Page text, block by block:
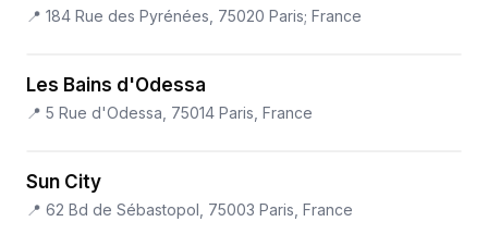
📍 184 Rue des Pyrénées, 75020 Paris; France
Les Bains d'Odessa
📍 5 Rue d'Odessa, 75014 Paris, France
Sun City
📍 62 Bd de Sébastopol, 75003 Paris, France